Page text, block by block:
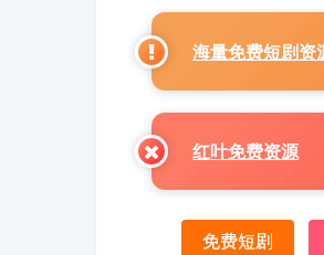
海量免费短剧资
红叶免费资源
免费短剧